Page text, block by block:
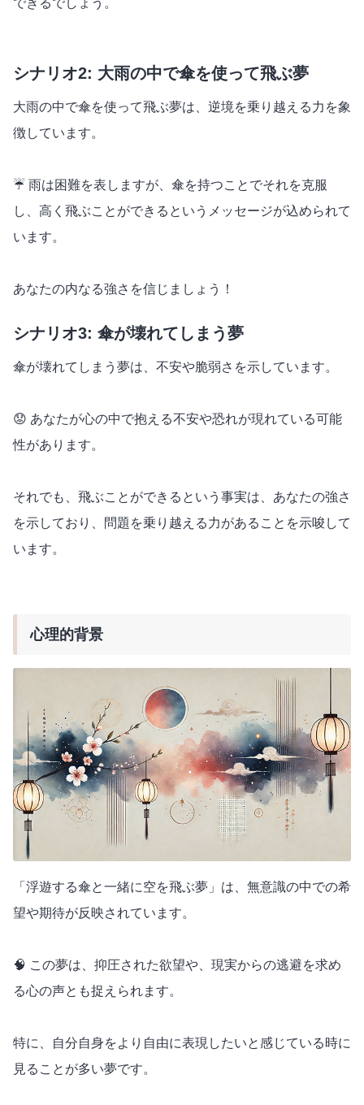
シナリオ2: 大雨の中で傘を使って飛ぶ夢
大雨の中で傘を使って飛ぶ夢は、逆境を乗り越える力を象
徴しています。
☔️ 雨は困難を表しますが、傘を持つことでそれを克服
し、高く飛ぶことができるというメッセージが込められて
います。
あなたの内なる強さを信じましょう！
シナリオ3: 傘が壊れてしまう夢
傘が壊れてしまう夢は、不安や脆弱さを示しています。
😟 あなたが心の中で抱える不安や恐れが現れている可能
性があります。
それでも、飛ぶことができるという事実は、あなたの強さ
を示しており、問題を乗り越える力があることを示唆して
います。
心理的背景
「浮遊する傘と一緒に空を飛ぶ夢」は、無意識の中での希
望や期待が反映されています。
🧠 この夢は、抑圧された欲望や、現実からの逃避を求め
る心の声とも捉えられます。
特に、自分自身をより自由に表現したいと感じている時に
見ることが多い夢です。